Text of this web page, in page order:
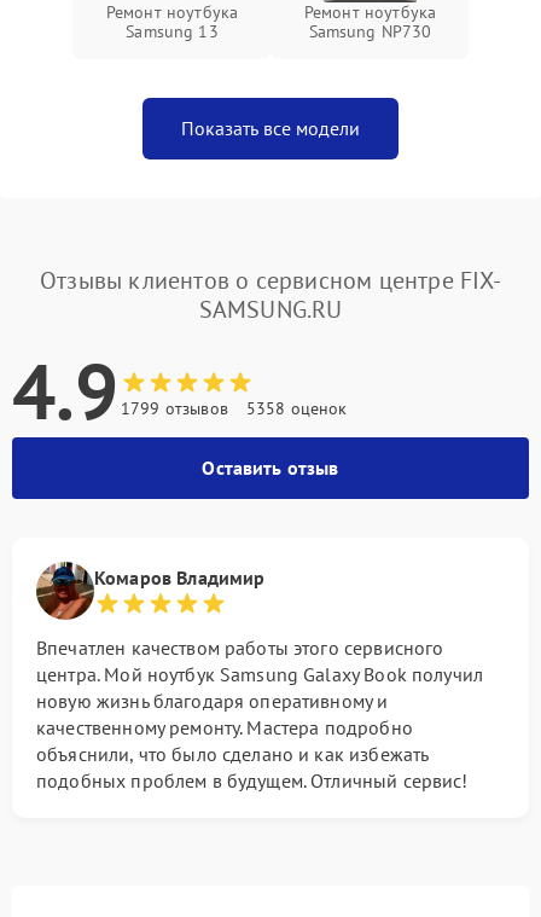
Ремонт ноутбука
Samsung 13
Ремонт ноутбука
Samsung NP730
Показать все модели
Отзывы клиентов о сервисном центре FIX-
SAMSUNG.RU
4.9 1799 отзывов 5358 оценок
Оставить отзыв
Комаров Владимир
Впечатлен качеством работы этого сервисного
центра. Мой ноутбук Samsung Galaxy Book получил
новую жизнь благодаря оперативному и
качественному ремонту. Мастера подробно
объяснили, что было сделано и как избежать
подобных проблем в будущем. Отличный сервис!